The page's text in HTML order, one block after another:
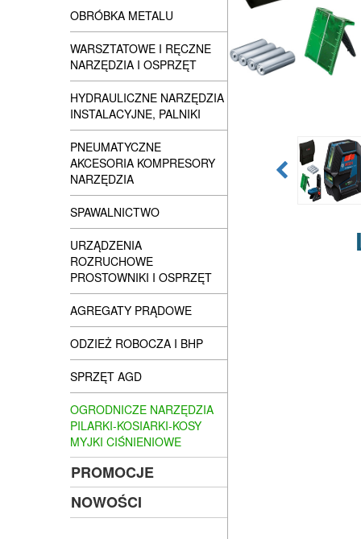
OBRÓBKA METALU
WARSZTATOWE I RĘCZNE
NARZĘDZIA I OSPRZĘT
HYDRAULICZNE NARZĘDZIA
INSTALACYJNE, PALNIKI
PNEUMATYCZNE
AKCESORIA KOMPRESORY
NARZĘDZIA
SPAWALNICTWO
URZĄDZENIA
ROZRUCHOWE
PROSTOWNIKI I OSPRZĘT
AGREGATY PRĄDOWE
ODZIEŻ ROBOCZA I BHP
SPRZĘT AGD
OGRODNICZE NARZĘDZIA
PILARKI-KOSIARKI-KOSY
MYJKI CIŚNIENIOWE
PROMOCJE
NOWOŚCI